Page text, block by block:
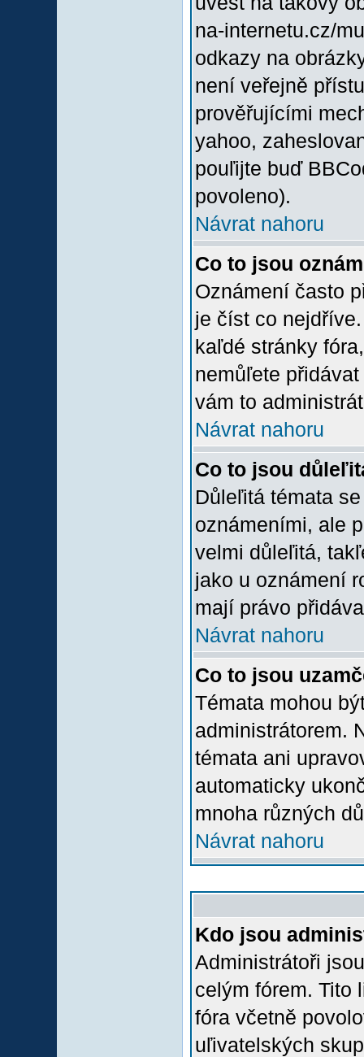
na-internetu.cz/
odkazy na
není veřejně
prověřujícími
yahoo,
pouľijte buď
povoleno).
Návrat nahoru
Co to jsou
Oznámení často
je číst co
kaľdé stránky
nemůľete
vám to
Návrat nahoru
Co to jsou
Důleľitá témata
oznámeními, ale
velmi důleľitá,
jako u oznámení
mají právo
Návrat nahoru
Co to jsou
Témata mohou
administrátorem.
témata ani
automaticky
mnoha různých
Návrat nahoru
Kdo jsou
Administrátoři
celým fórem. Tito
fóra včetně
uľivatelských